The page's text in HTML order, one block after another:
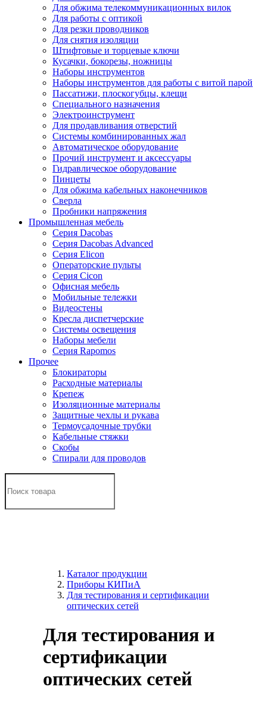
Для обжима телекоммуникационных вилок
Для работы с оптикой
Для резки проводников
Для снятия изоляции
Штифтовые и торцевые ключи
Кусачки, бокорезы, ножницы
Наборы инструментов
Наборы инструментов для работы с витой парой
Пассатижи, плоскогубцы, клещи
Специального назначения
Электроинструмент
Для продавливания отверстий
Системы комбинированных жал
Автоматическое оборудование
Прочий инструмент и аксессуары
Гидравлическое оборудование
Пинцеты
Для обжима кабельных наконечников
Сверла
Пробники напряжения
Промышленная мебель
Серия Dacobas
Серия Dacobas Advanced
Серия Elicon
Операторские пульты
Серия Cicon
Офисная мебель
Мобильные тележки
Видеостены
Кресла диспетчерские
Системы освещения
Наборы мебели
Серия Rapomos
Прочее
Блокираторы
Расходные материалы
Крепеж
Изоляционные материалы
Защитные чехлы и рукава
Термоусадочные трубки
Кабельные стяжки
Скобы
Спирали для проводов
Каталог продукции
Приборы КИПиА
Для тестирования и сертификации
оптических сетей
Для тестирования и
сертификации
оптических сетей